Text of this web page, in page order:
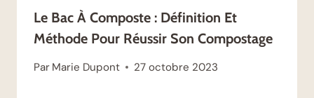
Le Bac À Composte : Définition Et
Méthode Pour Réussir Son Compostage
Par Marie Dupont 27 octobre 2023